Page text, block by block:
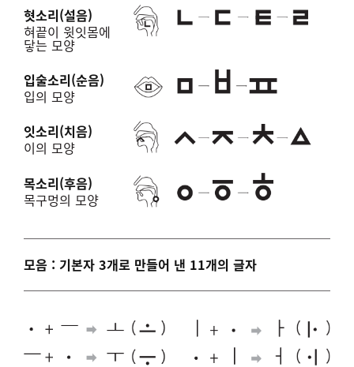
혓소리(설음)
혀끝이 윗잇몸에
닿는 모양
입술소리(순음)
입의 모양
잇소리(치음)
이의 모양
목소리(후음)
목구멍의 모양
모음 : 기본자 3개로 만들어 낸 11개의 글자